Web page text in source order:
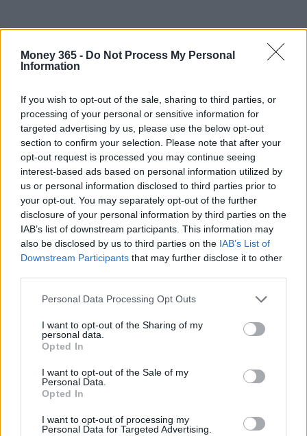
Money 365 - Do Not Process My Personal
Information
If you wish to opt-out of the sale, sharing to third parties, or
processing of your personal or sensitive information for
targeted advertising by us, please use the below opt-out
section to confirm your selection. Please note that after your
opt-out request is processed you may continue seeing
interest-based ads based on personal information utilized by
us or personal information disclosed to third parties prior to
your opt-out. You may separately opt-out of the further
disclosure of your personal information by third parties on the
IAB’s list of downstream participants. This information may
also be disclosed by us to third parties on the IAB’s List of
Downstream Participants that may further disclose it to other
Please note that this website/app uses one or more Google
not limited to your visit or usage behaviour. You may click to
grant or deny consent to Google and its third-party tags to
use your data for below specified purposes in below Google
consent section.
Personal Data Processing Opt Outs
I want to opt-out of the Sharing of my
personal data.
Opted In
I want to opt-out of the Sale of my
Personal Data.
Opted In
I want to opt-out of processing my
Personal Data for Targeted Advertising.
Continua a leggere
MONEY NEWS
Borse europee in rosso: petrolio in rialzo e focus su
Federal Reserve